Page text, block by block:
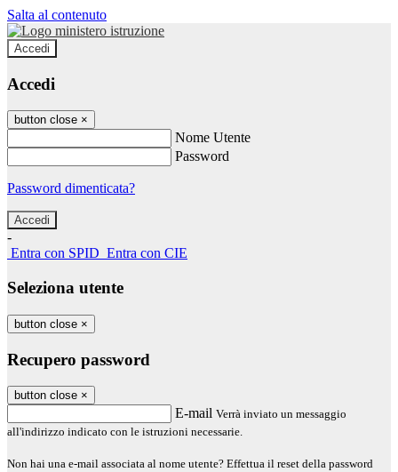
Salta al contenuto
Accedi
Accedi
button close ×
Nome Utente
Password
Password dimenticata?
-
Entra con SPID Entra con CIE
Seleziona utente
button close ×
Recupero password
button close ×
E-mail Verrà inviato un messaggio
all'indirizzo indicato con le istruzioni necessarie.
Non hai una e-mail associata al nome utente? Effettua il reset della password